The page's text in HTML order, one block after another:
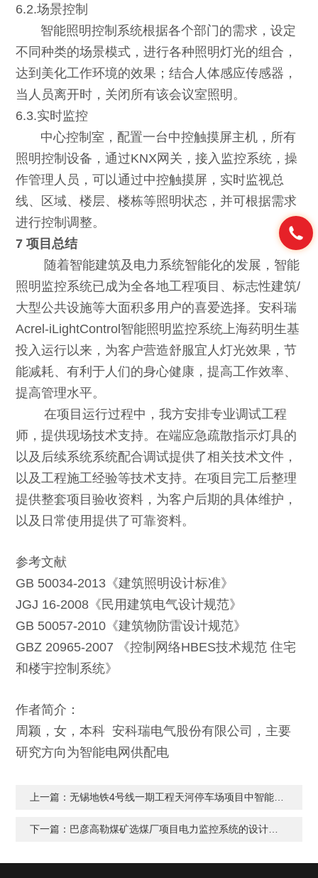
6.2.场景控制
智能照明控制系统根据各个部门的需求，设定
不同种类的场景模式，进行各种照明灯光的组合，
达到美化工作环境的效果；结合人体感应传感器，
当人员离开时，关闭所有该会议室照明。
6.3.实时监控
中心控制室，配置一台中控触摸屏主机，所有
照明控制设备，通过KNX网关，接入监控系统，操
作管理人员，可以通过中控触摸屏，实时监视总
线、区域、楼层、楼栋等照明状态，并可根据需求
进行控制调整。
7 项目总结
随着智能建筑及电力系统智能化的发展，智能
照明监控系统已成为全各地工程项目、标志性建筑/
大型公共设施等大面积多用户的喜爱选择。安科瑞
Acrel-iLightControl智能照明监控系统上海药明生基
投入运行以来，为客户营造舒服宜人灯光效果，节
能减耗、有利于人们的身心健康，提高工作效率、
提高管理水平。
在项目运行过程中，我方安排专业调试工程
师，提供现场技术支持。在端应急疏散指示灯具的
以及后续系统系统配合调试提供了相关技术文件，
以及工程施工经验等技术支持。在项目完工后整理
提供整套项目验收资料，为客户后期的具体维护，
以及日常使用提供了可靠资料。
参考文献
GB 50034-2013《建筑照明设计标准》
JGJ 16-2008《民用建筑电气设计规范》
GB 50057-2010《建筑物防雷设计规范》
GBZ 20965-2007 《控制网络HBES技术规范 住宅
和楼宇控制系统》
作者简介：
周颖，女，本科 安科瑞电气股份有限公司，主要
研究方向为智能电网供配电
上一篇：无锡地铁4号线一期工程天河停车场项目中智能照明监控系统的应用
下一篇： 巴彦高勒煤矿选煤厂项目电力监控系统的设计与应用